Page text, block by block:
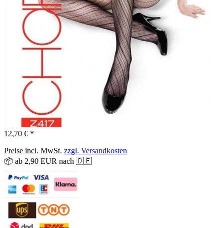
12,70 € *
Preise incl. MwSt. zzgl. Versandkosten
📦 ab 2,90 EUR nach 🇩🇪